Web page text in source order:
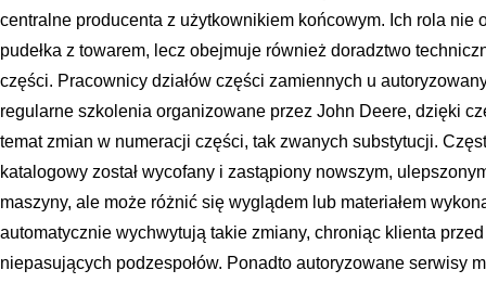
centralne producenta z użytkownikiem końcowym. Ich rola nie
pudełka z towarem, lecz obejmuje również doradztwo
części. Pracownicy działów części zamiennych u
regularne szkolenia organizowane przez John Deere, dzięki
temat zmian w numeracji części, tak zwanych substytucji.
katalogowy został wycofany i zastąpiony nowszym,
maszyny, ale może różnić się wyglądem lub materiałem
automatycznie wychwytują takie zmiany, chroniąc klienta
niepasujących podzespołów. Ponadto autoryzowane serwisy